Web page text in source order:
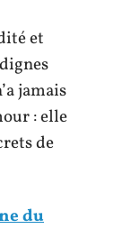
et
jamais
: elle
de
du